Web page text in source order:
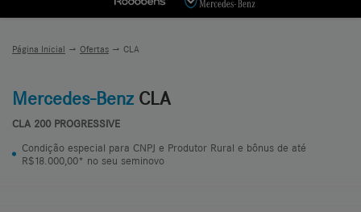
Página Inicial Ofertas CLA
Mercedes-Benz CLA
CLA 200 PROGRESSIVE
Condição especial para CNPJ e Produtor Rural e bônus de até
R$18.000,00* no seu seminovo